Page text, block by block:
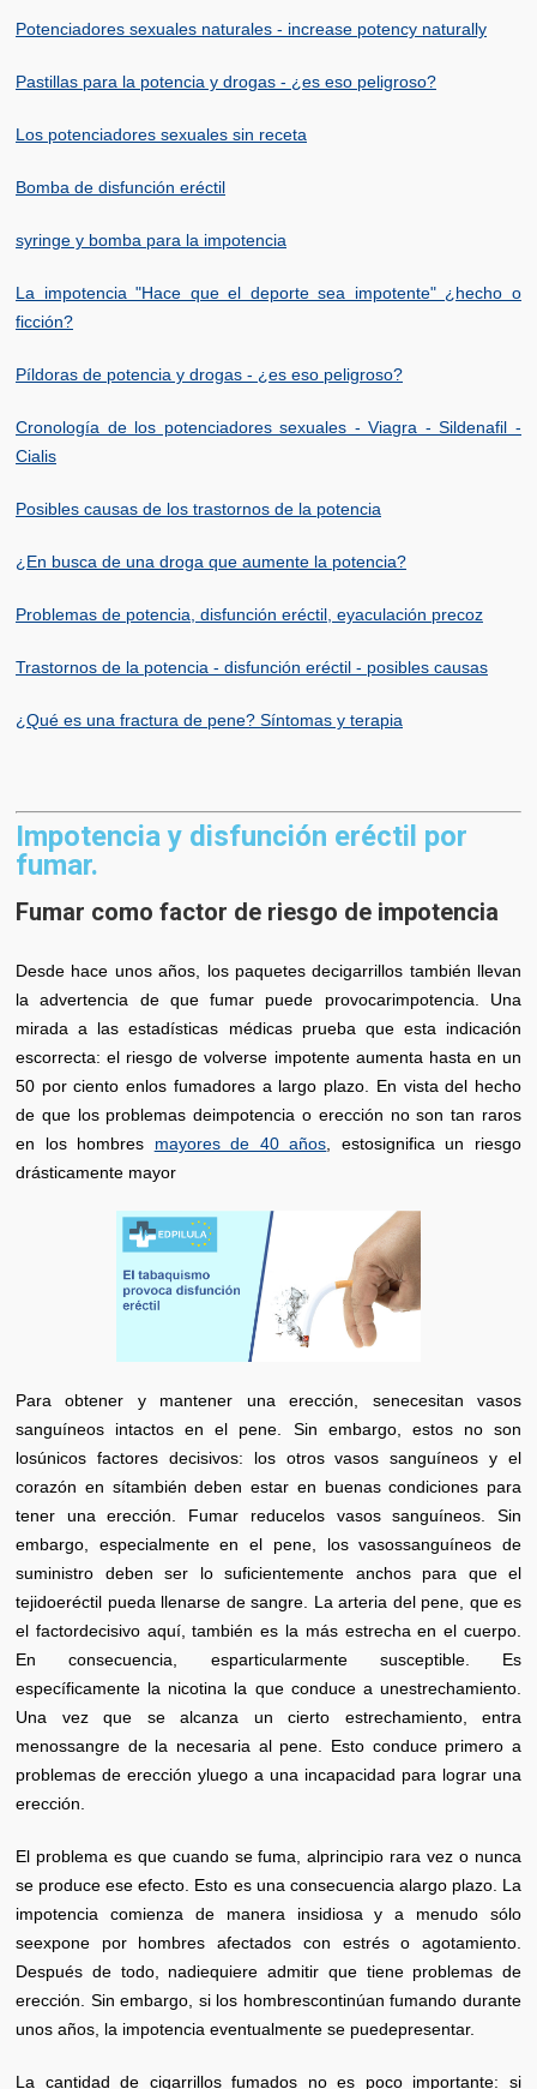
Potenciadores sexuales naturales - increase potency naturally
Pastillas para la potencia y drogas - ¿es eso peligroso?
Los potenciadores sexuales sin receta
Bomba de disfunción eréctil
syringe y bomba para la impotencia
La impotencia "Hace que el deporte sea impotente" ¿hecho o
ficción?
Píldoras de potencia y drogas - ¿es eso peligroso?
Cronología de los potenciadores sexuales - Viagra - Sildenafil -
Cialis
Posibles causas de los trastornos de la potencia
¿En busca de una droga que aumente la potencia?
Problemas de potencia, disfunción eréctil, eyaculación precoz
Trastornos de la potencia - disfunción eréctil - posibles causas
¿Qué es una fractura de pene? Síntomas y terapia
Impotencia y disfunción eréctil por
fumar.
Fumar como factor de riesgo de impotencia
Desde hace unos años, los paquetes decigarrillos también llevan
la advertencia de que fumar puede provocarimpotencia. Una
mirada a las estadísticas médicas prueba que esta indicación
escorrecta: el riesgo de volverse impotente aumenta hasta en un
50 por ciento enlos fumadores a largo plazo. En vista del hecho
de que los problemas deimpotencia o erección no son tan raros
en los hombres mayores de 40 años , estosignifica un riesgo
drásticamente mayor
Para obtener y mantener una erección, senecesitan vasos
sanguíneos intactos en el pene. Sin embargo, estos no son
losúnicos factores decisivos: los otros vasos sanguíneos y el
corazón en sítambién deben estar en buenas condiciones para
tener una erección. Fumar reducelos vasos sanguíneos. Sin
embargo, especialmente en el pene, los vasossanguíneos de
suministro deben ser lo suficientemente anchos para que el
tejidoeréctil pueda llenarse de sangre. La arteria del pene, que es
el factordecisivo aquí, también es la más estrecha en el cuerpo.
En consecuencia, esparticularmente susceptible. Es
específicamente la nicotina la que conduce a unestrechamiento.
Una vez que se alcanza un cierto estrechamiento, entra
menossangre de la necesaria al pene. Esto conduce primero a
problemas de erección yluego a una incapacidad para lograr una
erección.
El problema es que cuando se fuma, alprincipio rara vez o nunca
se produce ese efecto. Esto es una consecuencia alargo plazo. La
impotencia comienza de manera insidiosa y a menudo sólo
seexpone por hombres afectados con estrés o agotamiento.
Después de todo, nadiequiere admitir que tiene problemas de
erección. Sin embargo, si los hombrescontinúan fumando durante
unos años, la impotencia eventualmente se puedepresentar.
La cantidad de cigarrillos fumados no es poco importante: si